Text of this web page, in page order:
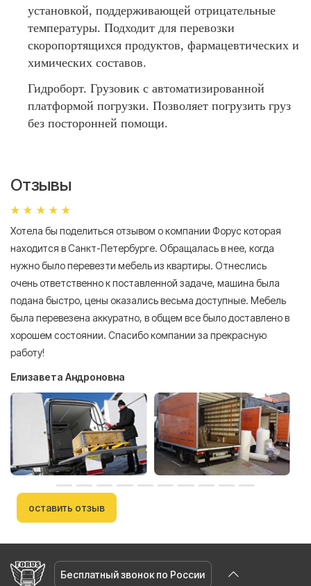
установкой, поддерживающей отрицательные
температуры. Подходит для перевозки
скоропортящихся продуктов, фармацевтических и
химических составов.
Гидроборт. Грузовик с автоматизированной
платформой погрузки. Позволяет погрузить груз
без посторонней помощи.
Отзывы
Хотела бы поделиться отзывом о компании Форус которая
находится в Санкт-Петербурге. Обращалась в нее, когда
нужно было перевезти мебель из квартиры. Отнеслись
очень ответственно к поставленной задаче, машина была
подана быстро, цены оказались весьма доступные. Мебель
была перевезена аккуратно, в общем все было доставлено в
хорошем состоянии. Спасибо компании за прекрасную
работу!
Елизавета Андроновна
оставить отзыв
Бесплатный звонок по России